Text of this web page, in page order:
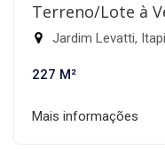
Terreno/Lote à
Jardim Levatti,
227 M²
Mais informações